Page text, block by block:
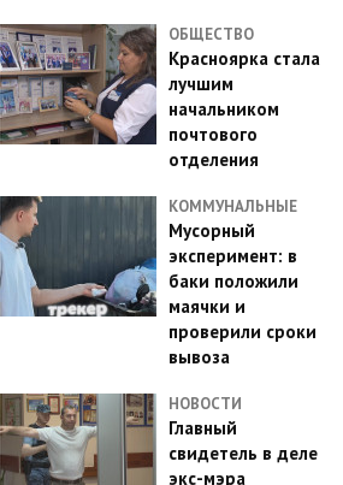
ОБЩЕСТВО
Красноярка стала
лучшим
начальником
почтового
отделения
КОММУНАЛЬНЫЕ
Мусорный
эксперимент: в
баки положили
маячки и
проверили сроки
вывоза
НОВОСТИ
Главный
свидетель в деле
экс-мэра